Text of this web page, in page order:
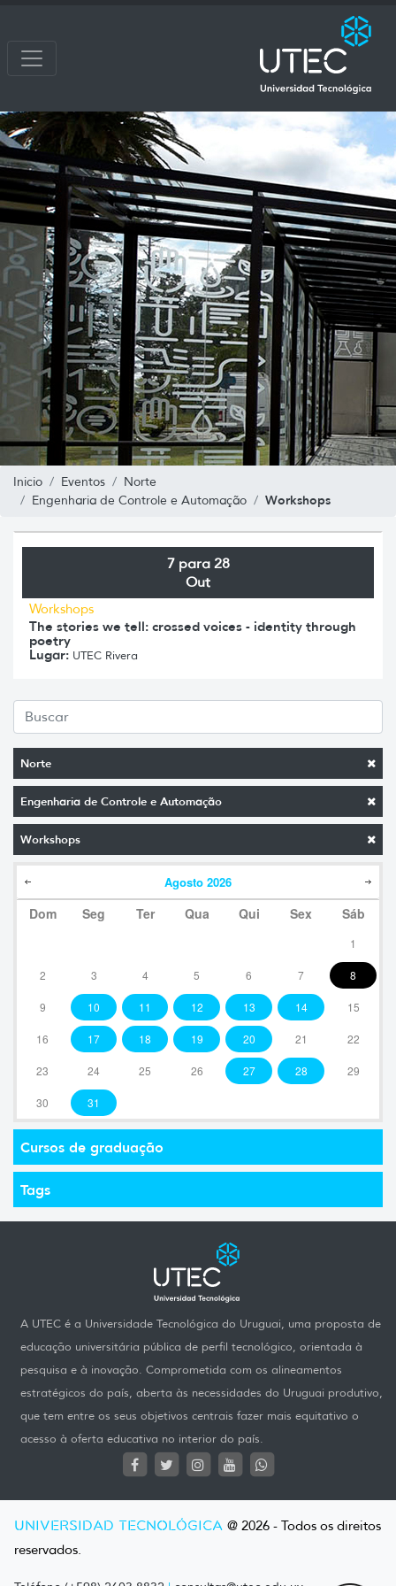
Inicio Eventos
Norte
Engenharia de Controle e Automação
Workshops
Norte
Engenharia de Controle e Automação
Workshops
Agosto 2026
Dom Seg Ter Qua Qui Sex Sáb
1
2 3 4 5 6 7 8
9 10 11 12 13 14 15
16 17 18 19 20 21 22
23 24 25 26 27 28 29
30 31
Cursos de graduação
Tags
7 para 28
Out
Workshops
The stories we tell: crossed voices - identity through
poetry
Lugar: UTEC Rivera
A UTEC é a Universidade Tecnológica do Uruguai, uma proposta de
educação universitária pública de perfil tecnológico, orientada à
pesquisa e à inovação. Comprometida com os alineamentos
estratégicos do país, aberta às necessidades do Uruguai produtivo,
que tem entre os seus objetivos centrais fazer mais equitativo o
acesso à oferta educativa no interior do país.
UNIVERSIDAD TECNOLÓGICA @ 2026 - Todos os direitos
reservados.